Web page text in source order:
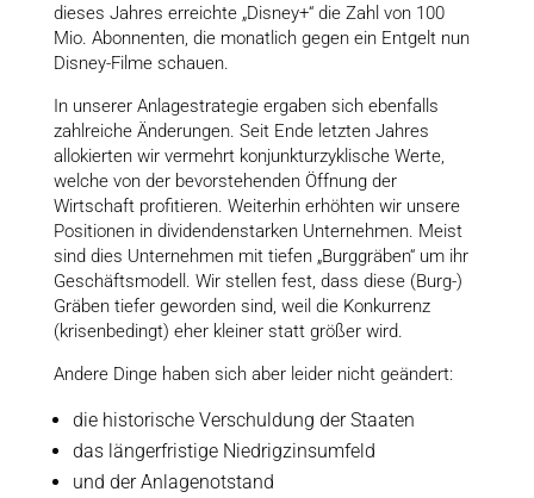
dieses Jahres erreichte „Disney+“ die Zahl von 100
Mio. Abonnenten, die monatlich gegen ein Entgelt nun
Disney-Filme schauen.
In unserer Anlagestrategie ergaben sich ebenfalls
zahlreiche Änderungen. Seit Ende letzten Jahres
allokierten wir vermehrt konjunkturzyklische Werte,
welche von der bevorstehenden Öffnung der
Wirtschaft profitieren. Weiterhin erhöhten wir unsere
Positionen in dividendenstarken Unternehmen. Meist
sind dies Unternehmen mit tiefen „Burggräben“ um ihr
Geschäftsmodell. Wir stellen fest, dass diese (Burg-)
Gräben tiefer geworden sind, weil die Konkurrenz
(krisenbedingt) eher kleiner statt größer wird.
Andere Dinge haben sich aber leider nicht geändert:
die historische Verschuldung der Staaten
das längerfristige Niedrigzinsumfeld
und der Anlagenotstand